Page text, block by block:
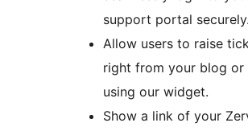
support portal securely.
Allow users to raise
right from your blog or
using our widget.
Show a link of your